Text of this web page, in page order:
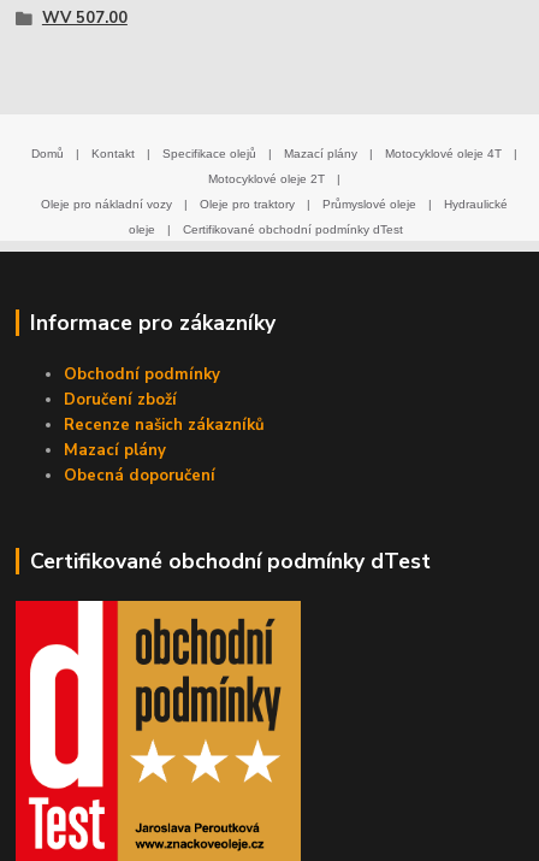
WV 507.00
Domů | Kontakt | Specifikace olejů | Mazací plány | Motocyklové oleje 4T
|
Motocyklové oleje 2T
|
Oleje pro nákladní vozy
| Oleje pro traktory | Průmyslové oleje |
Hydraulické
oleje
| Certifikované obchodní podmínky dTest
Informace pro zákazníky
Obchodní podmínky
Doručení zboží
Recenze našich zákazníků
Mazací plány
Obecná doporučení
Certifikované obchodní podmínky dTest